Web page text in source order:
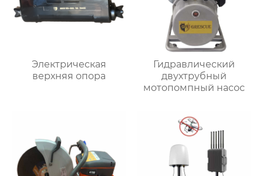
Электрическая
верхняя опора
Гидравлический
двухтрубный
мотопомпный насос